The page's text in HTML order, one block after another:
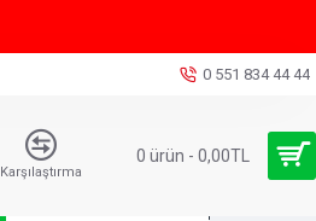
0 551 834 44 44
Karşılaştırma
0 ürün - 0,00TL